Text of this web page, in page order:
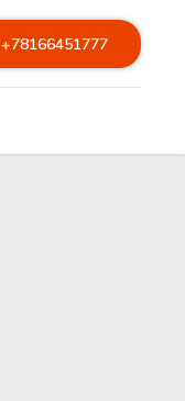
+78166451777